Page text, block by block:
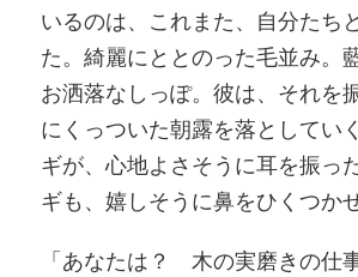
いるのは、これまた、自分たち
た。綺麗にととのった毛並み。
お洒落なしっぽ。彼は、それを
にくっついた朝露を落としてい
ギが、心地よさそうに耳を振っ
ギも、嬉しそうに鼻をひくつかせ
「あなたは？ 木の実磨きの仕